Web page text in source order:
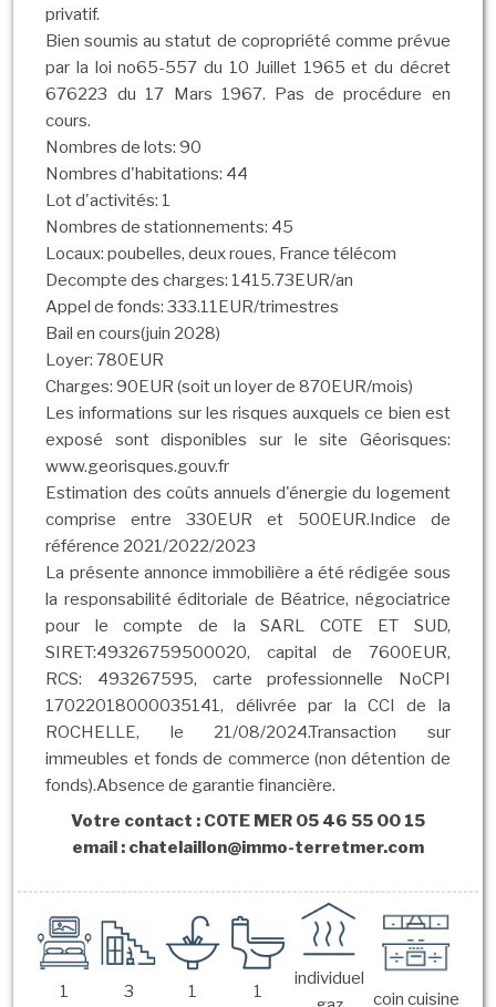
privatif.
Bien soumis au statut de copropriété comme prévue
par la loi no65-557 du 10 Juillet 1965 et du décret
676223 du 17 Mars 1967. Pas de procédure en
cours.
Nombres de lots: 90
Nombres d'habitations: 44
Lot d'activités: 1
Nombres de stationnements: 45
Locaux: poubelles, deux roues, France télécom
Decompte des charges: 1415.73EUR/an
Appel de fonds: 333.11EUR/trimestres
Bail en cours(juin 2028)
Loyer: 780EUR
Charges: 90EUR (soit un loyer de 870EUR/mois)
Les informations sur les risques auxquels ce bien est
exposé sont disponibles sur le site Géorisques:
www.georisques.gouv.fr
Estimation des coûts annuels d'énergie du logement
comprise entre 330EUR et 500EUR.Indice de
référence 2021/2022/2023
La présente annonce immobilière a été rédigée sous
la responsabilité éditoriale de Béatrice, négociatrice
pour le compte de la SARL COTE ET SUD,
SIRET:49326759500020, capital de 7600EUR,
RCS: 493267595, carte professionnelle NoCPI
17022018000035141, délivrée par la CCI de la
ROCHELLE, le 21/08/2024.Transaction sur
immeubles et fonds de commerce (non détention de
fonds).Absence de garantie financière.
Votre contact : COTE MER 05 46 55 00 15
email : chatelaillon@immo-terretmer.com
1 3 1 1
individuel
coin cuisine